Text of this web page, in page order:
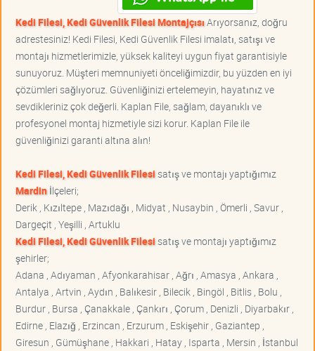
Kedi Filesi, Kedi Güvenlik Filesi MontajçısıArıyorsanız, doğru
adrestesiniz! Kedi Filesi, Kedi Güvenlik Filesi imalatı, satışı ve
montajı hizmetlerimizle, yüksek kaliteyi uygun fiyat garantisiyle
sunuyoruz. Müşteri memnuniyeti önceliğimizdir, bu yüzden en iyi
çözümleri sağlıyoruz. Güvenliğinizi ertelemeyin, hayatınız ve
sevdikleriniz çok değerli. Kaplan File, sağlam, dayanıklı ve
profesyonel montaj hizmetiyle sizi korur. Kaplan File ile
güvenliğinizi garanti altına alın!
Kedi Filesi, Kedi Güvenlik Filesisatış ve montajı yaptığımız
Mardinİlçeleri;
Derik , Kızıltepe , Mazıdağı , Midyat , Nusaybin , Ömerli , Savur ,
Dargeçit , Yeşilli , Artuklu
Kedi Filesi, Kedi Güvenlik Filesisatış ve montajı yaptığımız
şehirler;
Adana , Adıyaman , Afyonkarahisar , Ağrı , Amasya , Ankara ,
Antalya , Artvin , Aydın , Balıkesir , Bilecik , Bingöl , Bitlis , Bolu ,
Burdur , Bursa , Çanakkale , Çankırı , Çorum , Denizli , Diyarbakır ,
Edirne , Elazığ , Erzincan , Erzurum , Eskişehir , Gaziantep ,
Giresun , Gümüşhane , Hakkari , Hatay , Isparta , Mersin , İstanbul